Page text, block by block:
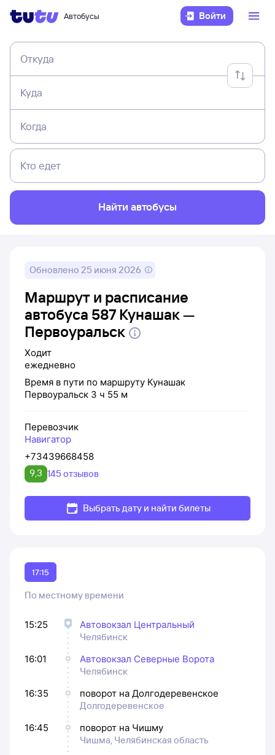
Автобусы Войти
Откуда
Куда
Когда
Кто едет
Найти автобусы
Обновлено 25 июня 2026
Маршрут и расписание
автобуса 587 Кунашак —
Первоуральск
Ходит
ежедневно
Время в пути по маршруту Кунашак
Первоуральск 3 ч 55 м
Перевозчик
Навигатор
+73439668458
9,3 145 отзывов
Выбрать дату и найти билеты
17:15
По местному времени
15:25
Автовокзал Центральный
Челябинск
16:01
Автовокзал Северные Ворота
Челябинск
16:35
поворот на Долгодеревенское
Долгодеревенское
16:45
поворот на Чишму
Чишма, Челябинская область